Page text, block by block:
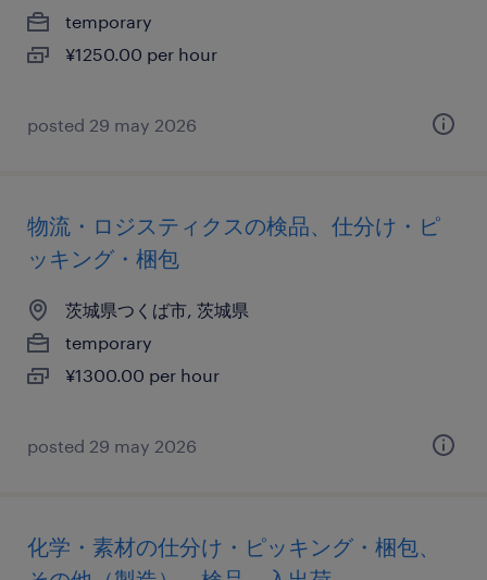
temporary
¥1250.00 per hour
posted 29 may 2026
物流・ロジスティクスの検品、仕分け・ピ
ッキング・梱包
茨城県つくば市, 茨城県
temporary
¥1300.00 per hour
posted 29 may 2026
化学・素材の仕分け・ピッキング・梱包、